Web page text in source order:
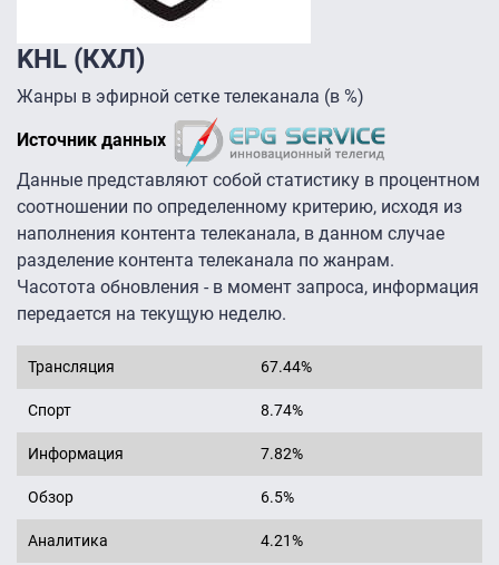
KHL (КХЛ)
Жанры в эфирной сетке телеканала (в %)
Источник данных
Данные представляют собой статистику в процентном
соотношении по определенному критерию, исходя из
наполнения контента телеканала, в данном случае
разделение контента телеканала по жанрам.
Часотота обновления - в момент запроса, информация
передается на текущую неделю.
Трансляция 67.44%
Спорт 8.74%
Информация 7.82%
Обзор 6.5%
Аналитика 4.21%